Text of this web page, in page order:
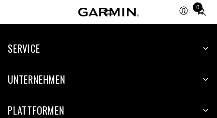
0
Total
items
cart:
SERVICE
UNTERNEHMEN
PLATTFORMEN